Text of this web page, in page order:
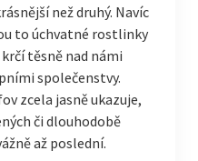
než druhý. Navíc
to úchvatné rostlinky
těsně nad námi
společenstvy.
zcela jasně ukazuje,
či dlouhodobě
až poslední.